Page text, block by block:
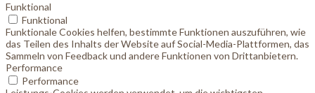
Funktional
Funktional
Funktionale Cookies helfen, bestimmte Funktionen auszuführen, wie
das Teilen des Inhalts der Website auf Social-Media-Plattformen, das
Sammeln von Feedback und andere Funktionen von Drittanbietern.
Performance
Performance